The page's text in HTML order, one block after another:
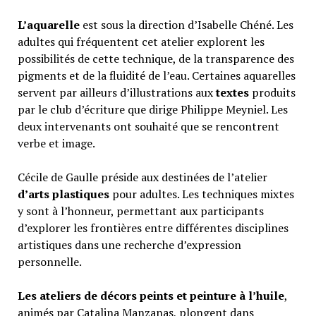
L’aquarelleest sous la direction d’Isabelle Chéné. Les
adultes qui fréquentent cet atelier explorent les
possibilités de cette technique, de la transparence des
pigments et de la fluidité de l’eau. Certaines aquarelles
servent par ailleurs d’illustrations auxtextesproduits
par le club d’écriture que dirige Philippe Meyniel. Les
deux intervenants ont souhaité que se rencontrent
verbe et image.
Cécile de Gaulle préside aux destinées de l’atelier
d’arts plastiquespour adultes. Les techniques mixtes
y sont à l’honneur, permettant aux participants
d’explorer les frontières entre différentes disciplines
artistiques dans une recherche d’expression
personnelle.
Les ateliers de décors peints et peinture à l’huile,
animés par Catalina Manzanas, plongent dans